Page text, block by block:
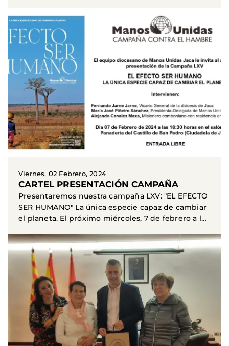
Viernes, 02 Febrero, 2024
CARTEL PRESENTACIÓN CAMPAÑA
Presentaremos nuestra campaña LXV: "EL EFECTO
SER HUMANO" La única especie capaz de cambiar
el planeta. El próximo miércoles, 7 de febrero a las